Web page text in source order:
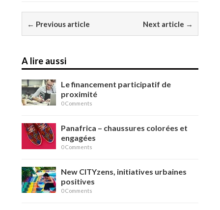
← Previous article Next article →
A lire aussi
Le financement participatif de
proximité
0 Comments
Panafrica – chaussures colorées et
engagées
0 Comments
New CITYzens, initiatives urbaines
positives
0 Comments